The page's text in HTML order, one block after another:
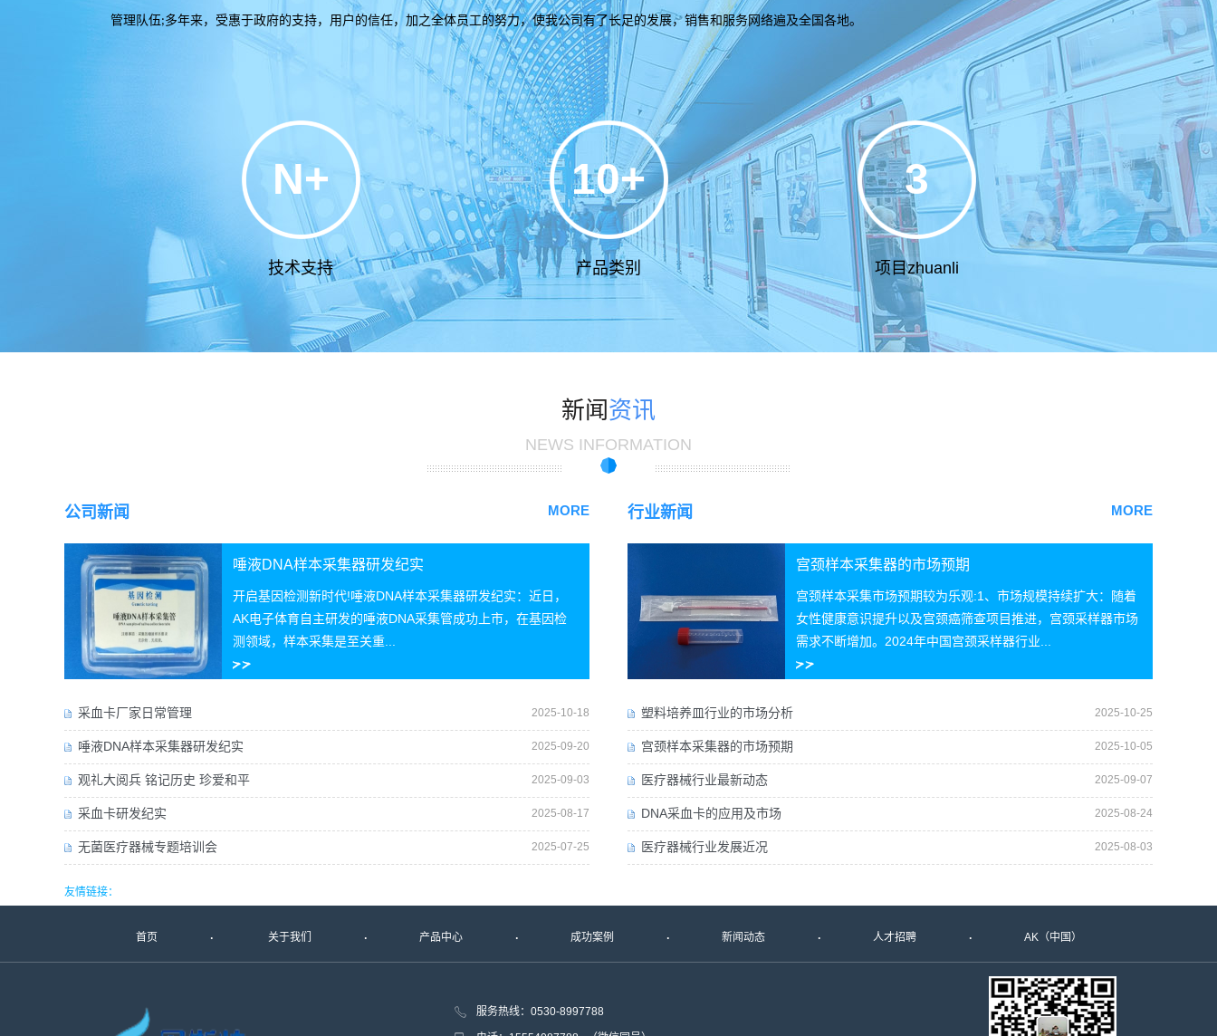
管理队伍;多年来，受惠于政府的支持，用户的信任，加之全体员工的努力，使我公司有了长足的发展，销售和服务网络遍及全国各地。
N+
技术支持
10+
产品类别
3
项目zhuanli
新闻资讯
NEWS INFORMATION
公司新闻 MORE
唾液DNA样本采集器研发纪实
开启基因检测新时代!唾液DNA样本采集器研发纪实：近日，
AK电子体育自主研发的唾液DNA采集管成功上市，在基因检
测领域，样本采集是至关重...
采血卡厂家日常管理 2025-10-18
唾液DNA样本采集器研发纪实 2025-09-20
观礼大阅兵 铭记历史 珍爱和平 2025-09-03
采血卡研发纪实 2025-08-17
无菌医疗器械专题培训会 2025-07-25
行业新闻 MORE
宫颈样本采集器的市场预期
宫颈样本采集市场预期较为乐观:1、市场规模持续扩大：随着
女性健康意识提升以及宫颈癌筛查项目推进，宫颈采样器市场
需求不断增加。2024年中国宫颈采样器行业...
塑料培养皿行业的市场分析 2025-10-25
宫颈样本采集器的市场预期 2025-10-05
医疗器械行业最新动态 2025-09-07
DNA采血卡的应用及市场 2025-08-24
医疗器械行业发展近况 2025-08-03
友情链接：
首页 关于我们 产品中心 成功案例 新闻动态 人才招聘 AK（中国）
服务热线：0530-8997788